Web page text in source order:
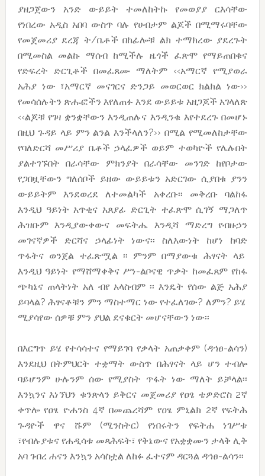
ያዘጋጀውን አንድ ውይይት ተመለከትኩ የመወያያ ርእሳቸው
የነበረው አዲስ አበባ ውስጥ ባሉ የሀብታም ልጆች በሚማሩባቸው
የመጀመሪያ ደረጃ ት/ቤቶች በከፊሎቹ ልክ ተማክረው ያደረጉት
በሚመስል መልኩ ማሰብ ከሚችሉ ዜጎች ፈጽሞ የማይጠበቁና
የድፍረት ድርጊቶች በመፈጸሙ ማለትም ‹‹አማርኛ የሚያወራ
አሕያ ነው ፣አማርኛ መናገርና ድንጋይ መወርወር ክልክል ነው››
የመሳሰሉትን ጽሑፎችን እየለጠፉ እንደ ውይይቱ አዘጋጆች አገላለጽ
‹‹ልጆቹ የገዛ ቋንቋቸውን እንዲጠሉና እንዲንቁ እየተደረጉ በመሆኑ
በዚህ ጉዳይ ላይ ምን ልንል እንችላለን?›› በሚል የሚመለከታቸው
የባለድርሻ መሥሪያ ቤቶች ኃላፈዎች ወይም ተወካዮች የሌሉበት
ያልተገኙበት በራሳቸው ምክንያት በራሳቸው መንገድ ከየቦታው
የጋበዟቸውን ግለሰቦች ይዘው ውይይቱን አድርገው ሲያበቁ ያንን
ውይይትም እንደወረደ ለተመልካች አቀረቡ፡፡ መቅረቡ ባልከፋ
እንዲህ ዓይነት አጥቂና አጸያፊ ድርጊት ተፈጽሞ ሲገኝ ማጋለጥ
ሕዝቡም እንዲያውቀውና መፍትሔ እንዲሻ ማድረግ የብዙኃን
መገናኛዎች ድርሻና ኃላፊነት ነውና፡፡ ስለእውነት ከሆነ ከባድ
ጥፋትና ወንጀል ተፈጽሟል ፡፡ ምንም በማያውቁ ሕፃናት ላይ
እንዲህ ዓይነት የማሸማቀቅና ሥነ-ልቦናዊ ጥቃት ከመፈጸም የከፋ
ጭካኔና ጠላትነት አለ ብየ አላስብም ፡፡ እንዴት የሰው ልጅ አሕያ
ይባላል? ሕፃናቶቹን ምን ማስተማር ነው የተፈለገው? ለምን? ይሄ
ሚያሳየው ሰዎቹ ምን ያህል ደናቁርት መሆናቸውን ነው፡፡
በእርግጥ ይሄ የተሳሳተና የማይገባ የቃላት አጠቃቀም (ዳኅፀ-ልሳን)
እንደዚህ በትምህርት ተቋማት ውስጥ በሕፃናት ላይ ሆን ተብሎ
ባይሆንም ሁሉንም ሰው የሚያስት ጥፋት ነው ማለት ይቻላል፡፡
እንኳንና እነኘህን ቁንጽላን ይቅርና መጀመሪያ የዐፄ ቴዎድሮስ 2ኛ
ቀጥሎ የዐፄ ዮሐንስ 4ኛ በመጨረሻም የዐፄ ምኒልክ 2ኛ የፍትሕ
ጉዳዮች ዋና ሹም (ሚንስትር) የነበሩትን የፍትሐ ነገሥቱ
፣የብሉያቱና የሐዲሳቱ መጻሕፍት፣ የቅኔውና የአቋቋሙን ታላቅ ሊቅ
አባ ገብረ ሐናን እንኳን አሳስቷል ለከፉ ፈተናም ዳርጓል ዳኅፀ-ልሳን፡፡